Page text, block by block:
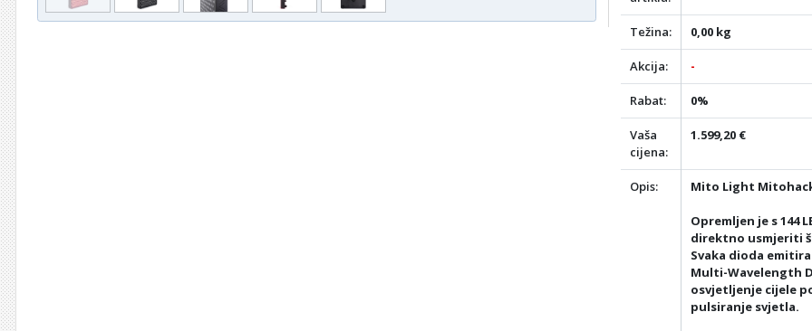
Težina: 0,00 kg
Akcija: -
Rabat: 0%
Vaša
cijena:
1.599,20 €
Opis: Mito Light
Opremljen je s 144
direktno usmjeriti
Svaka dioda
Multi-Wavelength
osvjetljenje cijele
pulsiranje svjetla.